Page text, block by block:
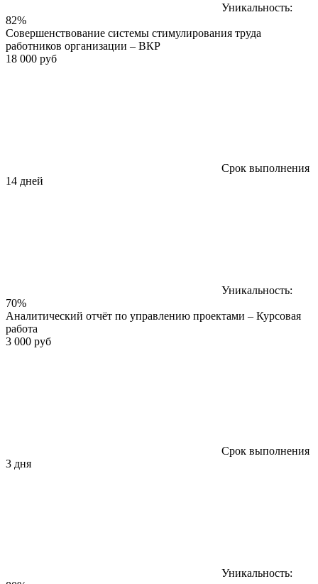
Уникальность:
82%
Совершенствование системы стимулирования труда
работников организации – ВКР
18 000 руб
Срок выполнения
14 дней
Уникальность:
70%
Аналитический отчёт по управлению проектами – Курсовая
работа
3 000 руб
Срок выполнения
3 дня
Уникальность: